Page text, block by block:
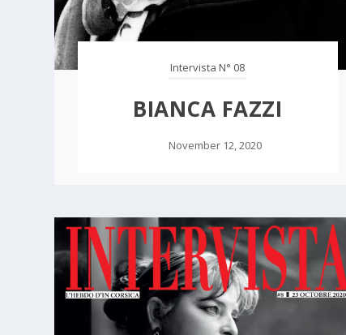
Intervista N° 08
BIANCA FAZZI
November 12, 2020